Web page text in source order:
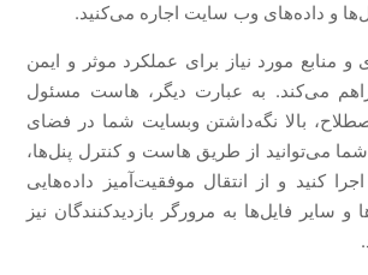
و داده‌های وب سایت اجاره می‌کنید.
و منابع مورد نیاز برای عملکرد موثر و ایمن
می‌کند. به عبارت دیگر، هاست مسئول
بالا نگه‌داشتن وبسایت شما در فضای
می‌توانید از طریق هاست و کنترل پنل‌ها،
کنید و از انتقال موفقیت‌آمیز داده‌هایی
سایر فایل‌ها به مرورگر بازدیدکنندگان نیز